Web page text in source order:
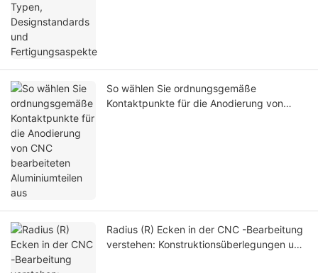
So wählen Sie ordnungsgemäße
Kontaktpunkte für die Anodierung von
Radius (R) Ecken in der CNC -Bearbeitung
verstehen: Konstruktionsüberlegungen und